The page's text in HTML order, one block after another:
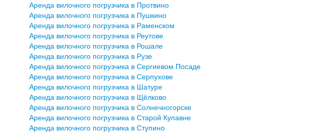
Аренда вилочного погрузчика в Протвино
Аренда вилочного погрузчика в Пушкино
Аренда вилочного погрузчика в Раменском
Аренда вилочного погрузчика в Реутове
Аренда вилочного погрузчика в Рошале
Аренда вилочного погрузчика в Рузе
Аренда вилочного погрузчика в Сергиевом Посаде
Аренда вилочного погрузчика в Серпухове
Аренда вилочного погрузчика в Шатуре
Аренда вилочного погрузчика в Щёлково
Аренда вилочного погрузчика в Солнечногорске
Аренда вилочного погрузчика в Старой Купавне
Аренда вилочного погрузчика в Ступино